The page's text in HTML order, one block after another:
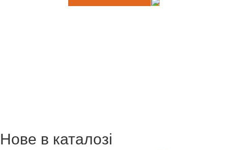
Нове в каталозі